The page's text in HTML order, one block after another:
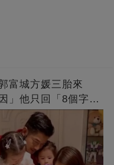
富城方媛三胎來
」他只回「8個字」